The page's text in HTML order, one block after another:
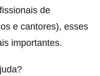
de
e cantores), esses
importantes.